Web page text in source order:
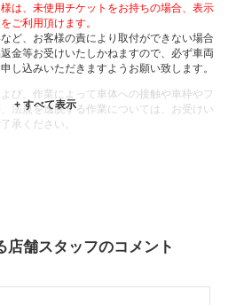
は、未使用チケットをお持ちの場合、表示
ご利用頂けます。
ど、お客様の責により取付ができない場合
金等お受けいたしかねますので、必ず車両
し込みいただきますようお願い致します。
び、作業によって車体への接触や車枠やフ
法規を逸脱する作業については、お受けい
承ください。
店舗スタッフのコメント